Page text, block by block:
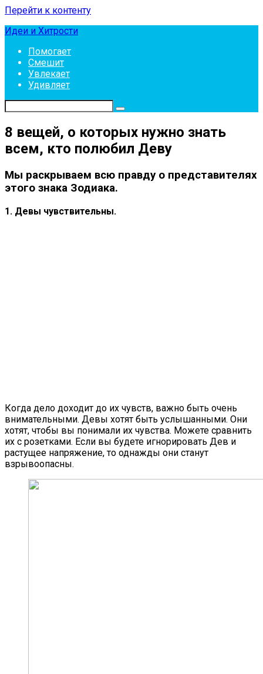
Перейти к контенту
Идеи и Хитрости
Помогает
Смешит
Увлекает
Удивляет
8 вещей, о которых нужно знать
всем, кто полюбил Деву
Мы раскрываем всю правду о представителях
этого знака Зодиака.
1. Девы чувствительны.
Когда дело доходит до их чувств, важно быть очень
внимательными. Девы хотят быть услышанными. Они
хотят, чтобы вы понимали их чувства. Можете сравнить
их с розетками. Если вы будете игнорировать Дев и
растущее напряжение, то однажды они станут
взрывоопасны.